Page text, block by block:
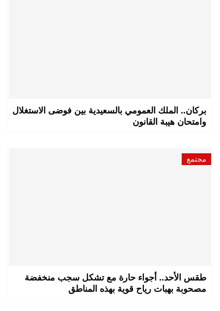
بركان.. الملك العمومي بالسعيدية بين فوضى الاستغلال
وامتحان هيبة القانون
مجتمع
طقس الأحد.. أجواء حارة مع تشكل سجب منخفضة
مصحوبة بهبات رياح قوية بهذه المناطق